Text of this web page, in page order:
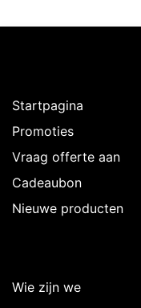
Startpagina
Promoties
Vraag offerte aan
Cadeaubon
Nieuwe producten
Wie zijn we